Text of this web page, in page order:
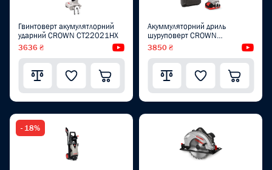
Гвинтоверт акумулятлорний
ударний CROWN CT22021HX
3636 ₴ Відеоогляд
Акуммуляторний дриль
шуруповерт CROWN
CT21081H-2 BMC
3850 ₴
- 18%